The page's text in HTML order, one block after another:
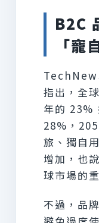
B2C
「
指出，全
年的 23%
28%，
旅、獨自
增加，也
球市場的
不過，品